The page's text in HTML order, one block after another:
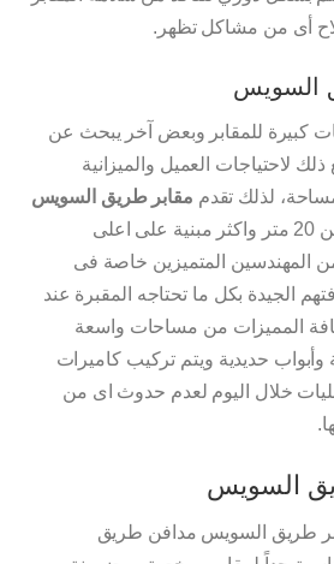
أى من مشاكل تظهر.
السويس
كبيرة للمقابر وبعض آخر يبحث عن
لاحتياجات العميل والميزانية
لذلك تقدم مقابر طريق السويس
كافة المساحات بداية من 20 متر واكثر مبنية على اعلى
المهندسين المتميزين خاصة فى
الجيدة بكل ما تحتاجه المقبرة عند
كافة المميزات من مساحات واسعة
وأبواب حديدية ويتم تركيب كاميرات
خلال اليوم لعدم حدوث اى من
السويس
طريق السويس مدافن طريق